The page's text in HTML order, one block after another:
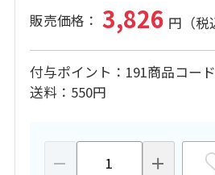
3,826
付与ポイント 191商品コード
送料
550円